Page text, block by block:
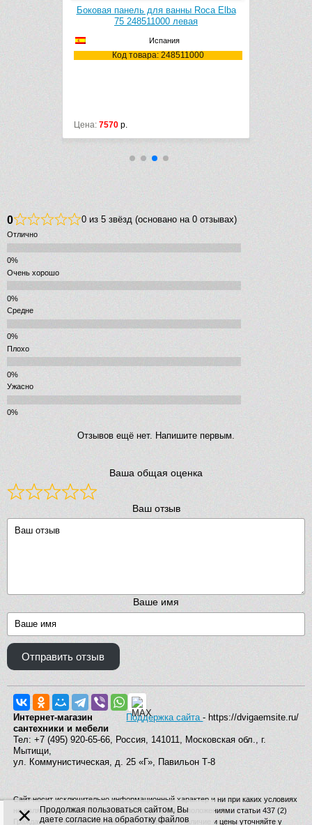
Roca
Боковая панель для ванны Roca Elba
75 248511000 левая
Испания
Код товара: 248511000
Цена: 7570 р.
0 0 из 5 звёзд (основано на 0 отзывах)
Отлично
Очень хорошо
Средне
Плохо
Ужасно
Отзывов ещё нет. Напишите первым.
Ваша общая оценка
Ваш отзыв
Ваше имя
Отправить отзыв
Поддержка сайта- https://dvigaemsite.ru/
Интернет-магазин
сантехники и мебели
Тел: +7 (495) 920-65-66, Россия, 141011, Московская обл., г.
Мытищи,
ул. Коммунистическая, д. 25 «Г», Павильон Т-8
Сайт носит исключительно информационный характер и ни при каких условиях
не является публичной офертой, определяемой положениями статьи 437 (2)
Гражданского кодекса Российской Федерации. Наличие и цены уточняйте у
×
Продолжая пользоваться сайтом, Вы
даете согласие на обработку файлов